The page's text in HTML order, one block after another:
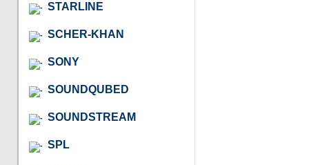
STARLINE
SCHER-KHAN
SONY
SOUNDQUBED
SOUNDSTREAM
SPL